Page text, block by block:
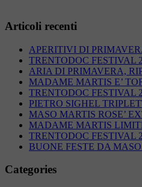
Articoli recenti
APERITIVI DI
TRENTODOC FESTIVAL
ARIA DI PRIMAVERA,
MADAME MARTIS E’
TRENTODOC FESTIVAL
PIETRO SIGHEL
MASO MARTIS ROSE’
MADAME MARTIS
TRENTODOC FESTIVAL
BUONE FESTE DA
Categories